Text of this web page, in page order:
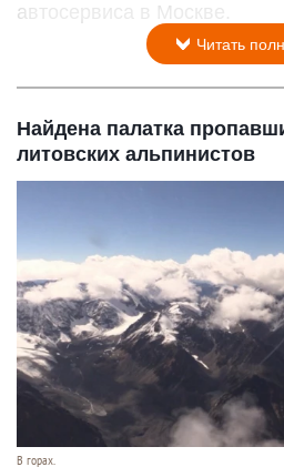
автосервиса в Москве.
Читать
Найдена палатка
литовских альпинистов
В горах.